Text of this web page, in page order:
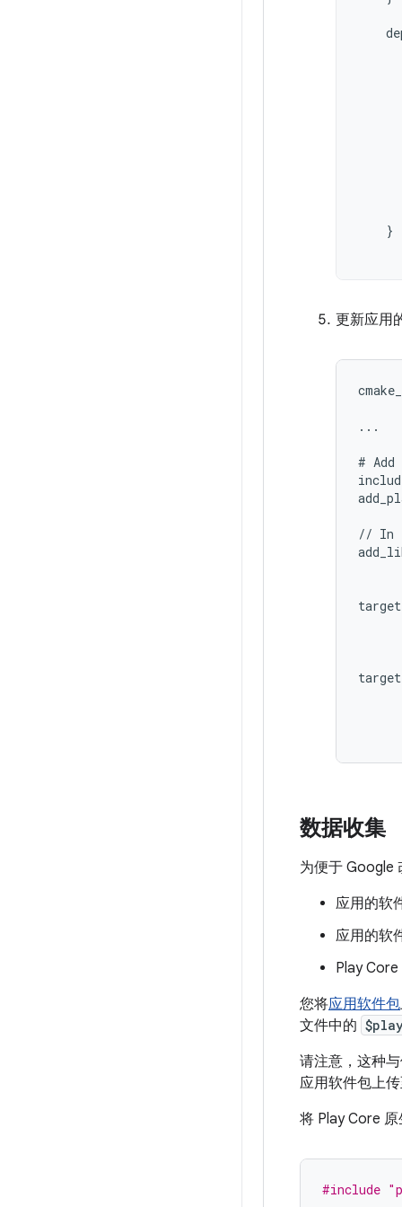
}
更新应用
...
#
// In
数据收集
为便于 Google
应用的软
应用的软
Play
您将应用软件包
文件中的
请注意，这种
应用软件包上
将 Play Core
#include